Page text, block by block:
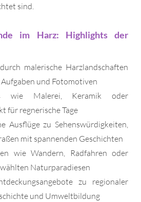
sind.
im Harz: Highlights der
malerische Harzlandschaften
und Fotomotiven
wie Malerei, Keramik oder
für regnerische Tage
Ausflüge zu Sehenswürdigkeiten,
mit spannenden Geschichten
wie Wandern, Radfahren oder
Naturparadiesen
zu regionaler
und Umweltbildung